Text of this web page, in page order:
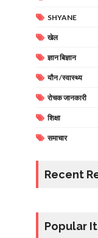
SHYANE
खेल
ज्ञान बिज्ञान
यौन /स्वास्थ्य
रोचक जानकारी
शिक्षा
समाचार
Recent
Popular